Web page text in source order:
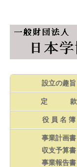
設立の趣旨
定 款
役 員 名 簿
事業計画書
収支予算書
事業報告書